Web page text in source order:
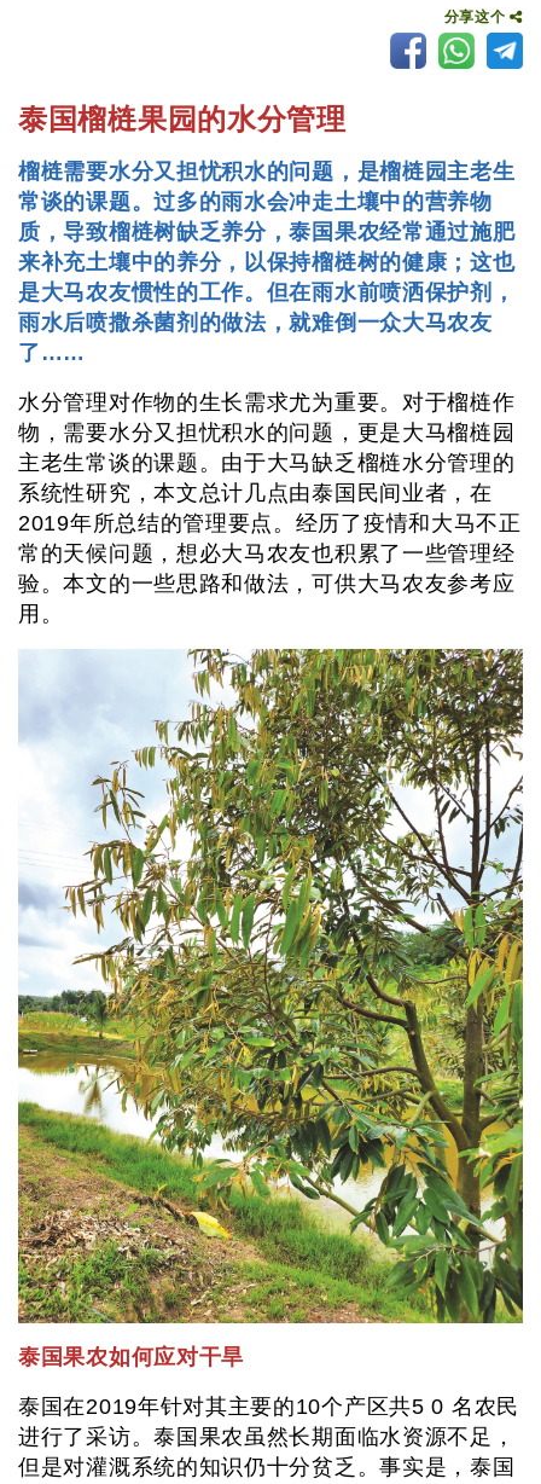
分享这个
泰国榴梿果园的水分管理
榴梿需要水分又担忧积水的问题，是榴梿园主老生
常谈的课题。过多的雨水会冲走土壤中的营养物
质，导致榴梿树缺乏养分，泰国果农经常通过施肥
来补充土壤中的养分，以保持榴梿树的健康；这也
是大马农友惯性的工作。但在雨水前喷洒保护剂，
雨水后喷撒杀菌剂的做法，就难倒一众大马农友
了……
水分管理对作物的生长需求尤为重要。对于榴梿作
物，需要水分又担忧积水的问题，更是大马榴梿园
主老生常谈的课题。由于大马缺乏榴梿水分管理的
系统性研究，本文总计几点由泰国民间业者，在
2019年所总结的管理要点。经历了疫情和大马不正
常的天候问题，想必大马农友也积累了一些管理经
验。本文的一些思路和做法，可供大马农友参考应
用。
泰国果农如何应对干旱
泰国在2019年针对其主要的10个产区共5 0 名农民
进行了采访。泰国果农虽然长期面临水资源不足，
但是对灌溉系统的知识仍十分贫乏。事实是，泰国